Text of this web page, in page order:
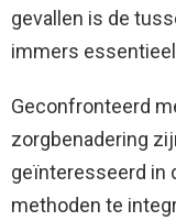
gevallen is de
immers
Geconfronteerd
zorgbenadering
geïnteresseerd in
methoden te